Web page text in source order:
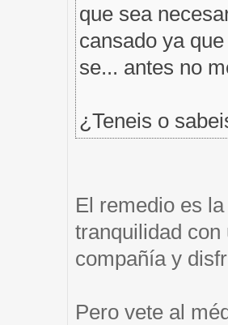
que sea
cansado ya
se... antes no
¿Teneis o
El remedio es
tranquilidad con
compañía y
Pero vete al